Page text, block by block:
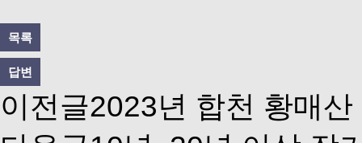
목록
답변
이전글2023년 합천 황매산